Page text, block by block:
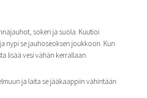
sokeri ja suola. Kuutioi
nypi se jauhoseoksen joukkoon. Kun
lisää vesi vähän kerrallaan.
ja laita se jääkaappiin vähintään